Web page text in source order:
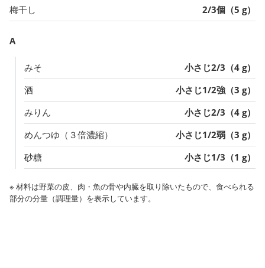
梅干し
2/3個（5 g）
A
みそ
小さじ2/3（4 g）
酒
小さじ1/2強（3 g）
みりん
小さじ2/3（4 g）
めんつゆ（３倍濃縮）
小さじ1/2弱（3 g）
砂糖
小さじ1/3（1 g）
※ 材料は野菜の皮、肉・魚の骨や内臓を取り除いたもので、食べられる
部分の分量（調理量）を表示しています。